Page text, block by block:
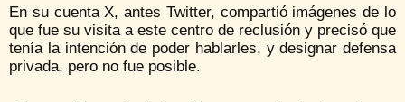
En su cuenta X, antes Twitter, compartió imágenes de lo
que fue su visita a este centro de reclusión y precisó que
tenía la intención de poder hablarles, y designar defensa
privada, pero no fue posible.